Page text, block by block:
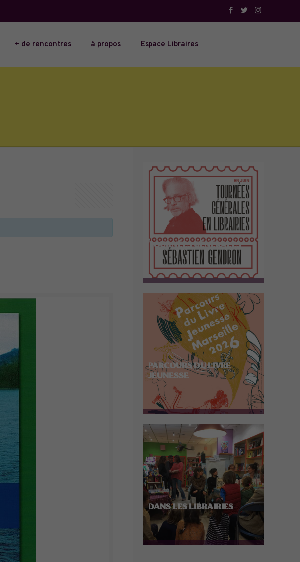
+ de rencontres à propos Espace Libraires
TOURNÉES GÉNÉRALES
PARCOURS DU LIVRE
JEUNESSE
DANS LES LIBRAIRIES